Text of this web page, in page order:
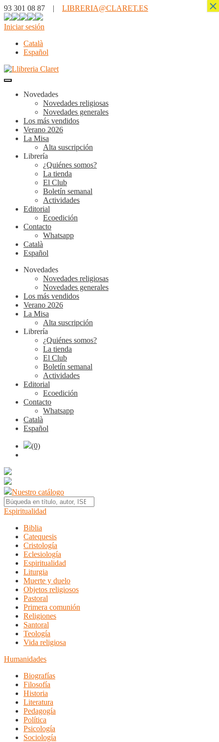
93 301 08 87 | LIBRERIA@CLARET.ES
Iniciar sesión
Català
Español
Novedades
Novedades religiosas
Novedades generales
Los más vendidos
Verano 2026
La Misa
Alta suscripción
Librería
¿Quiénes somos?
La tienda
El Club
Boletín semanal
Actividades
Editorial
Ecoedición
Contacto
Whatsapp
Català
Español
Novedades
Novedades religiosas
Novedades generales
Los más vendidos
Verano 2026
La Misa
Alta suscripción
Librería
¿Quiénes somos?
La tienda
El Club
Boletín semanal
Actividades
Editorial
Ecoedición
Contacto
Whatsapp
Català
Español
(0)
Nuestro catálogo
Espiritualidad
Biblia
Catequesis
Cristología
Eclesiología
Espiritualidad
Liturgia
Muerte y duelo
Objetos religiosos
Pastoral
Primera comunión
Religiones
Santoral
Teología
Vida religiosa
Humanidades
Biografías
Filosofía
Historia
Literatura
Pedagogía
Política
Psicología
Sociología
×